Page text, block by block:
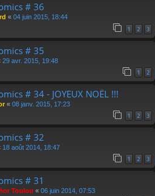
# 36
« 04 juin 2015, 18:44
1 2 3
# 35
29 avr. 2015, 19:48
1 2
# 34 - JOYEUX NOËL !!!
« 08 janv. 2015, 17:23
1 2 3
# 32
18 août 2014, 18:47
1 2 3
# 31
Toulou « 06 juin 2014, 07:53